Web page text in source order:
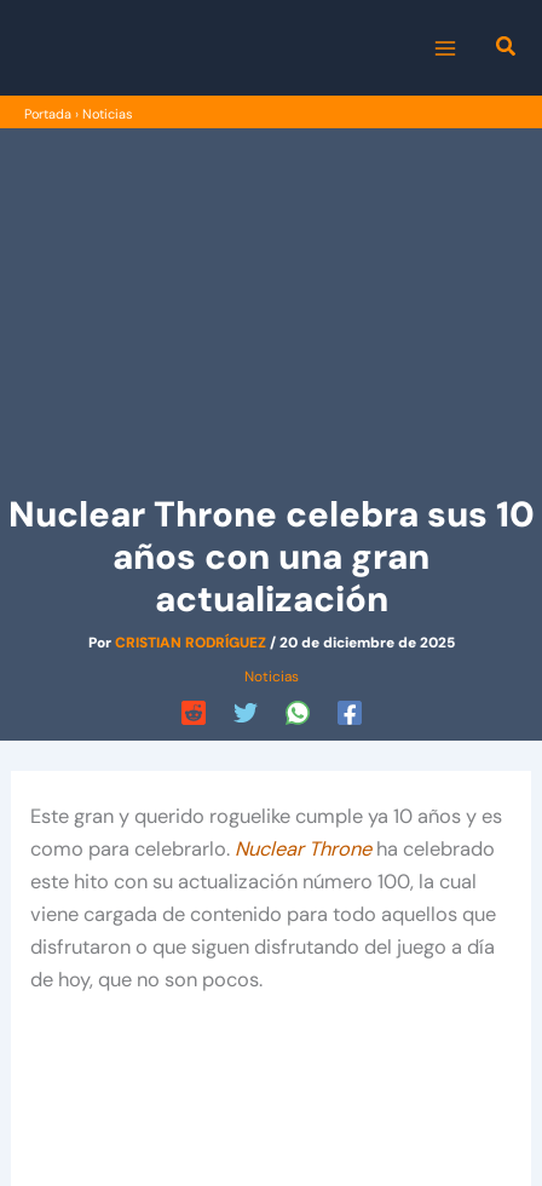
MENU
Portada › Noticias
Nuclear Throne celebra sus 10
años con una gran
actualización
PorCRISTIAN RODRÍGUEZ/20 de diciembre de 2025
Noticias
Este gran y querido roguelike cumple ya 10 años y es
como para celebrarlo. Nuclear Throneha celebrado
este hito con su actualización número 100, la cual
viene cargada de contenido para todo aquellos que
disfrutaron o que siguen disfrutando del juego a día
de hoy, que no son pocos.